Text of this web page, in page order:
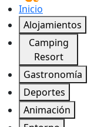
Inicio
Alojamientos
Camping
Resort
Gastronomía
Deportes
Animación